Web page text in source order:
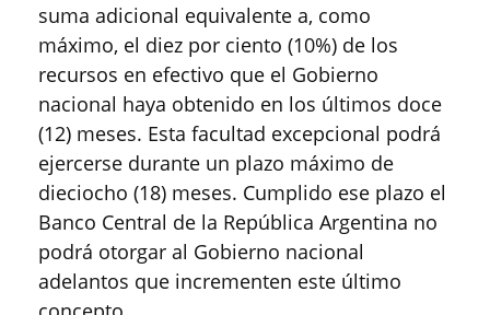
suma adicional equivalente a, como
máximo, el diez por ciento (10%) de los
recursos en efectivo que el Gobierno
nacional haya obtenido en los últimos doce
(12) meses. Esta facultad excepcional podrá
ejercerse durante un plazo máximo de
dieciocho (18) meses. Cumplido ese plazo el
Banco Central de la República Argentina no
podrá otorgar al Gobierno nacional
adelantos que incrementen este último